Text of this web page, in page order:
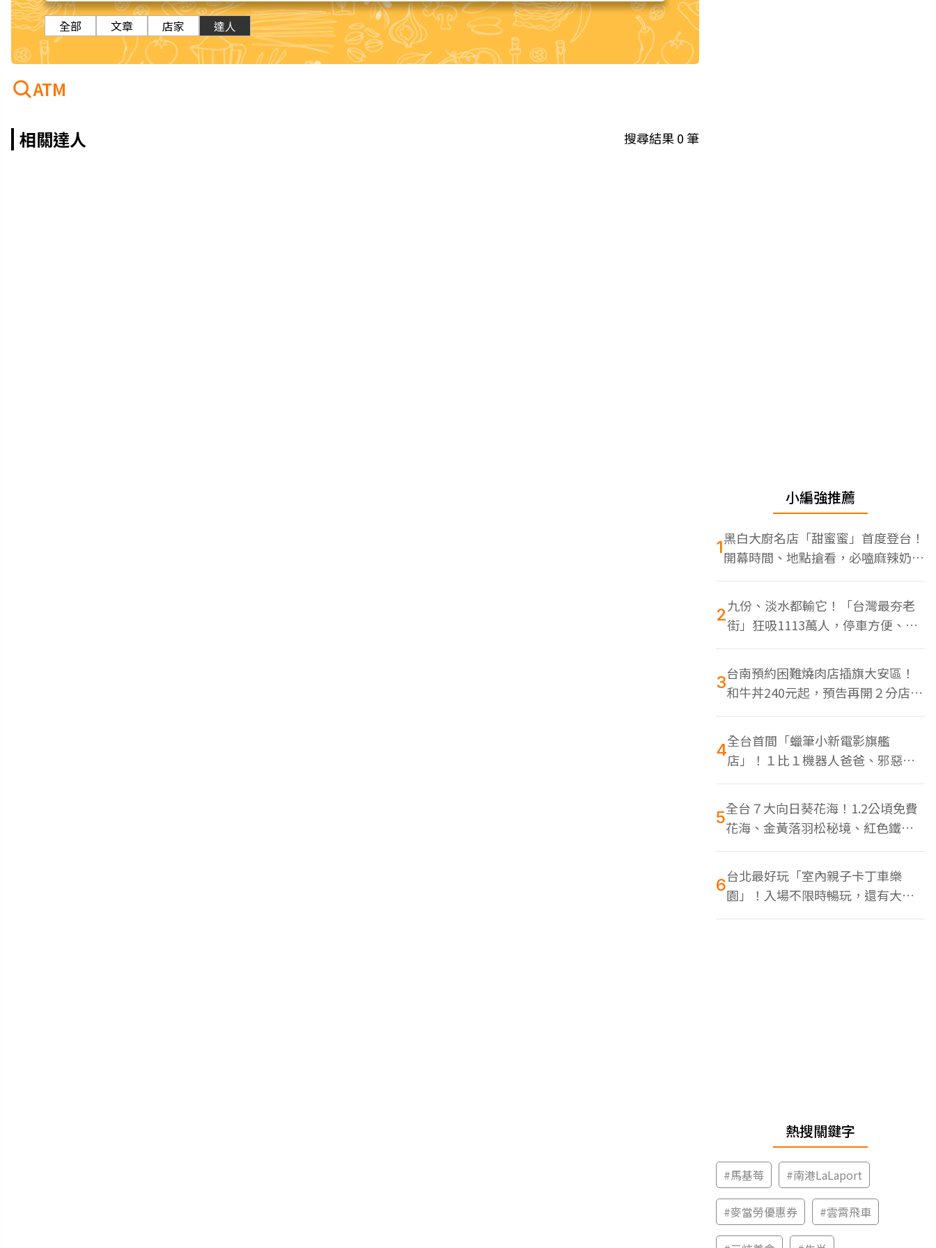
全部 文章 店家 達人
ATM
相關達人 搜尋結果0筆
小編強推薦
1黑白大廚名店「甜蜜蜜」首度登台！
開幕時間、地點搶看，必嗑麻辣奶油
蝦
2九份、淡水都輸它！「台灣最夯老
街」狂吸1113萬人，停車方便、特
色美食多
3台南預約困難燒肉店插旗大安區！
和牛丼240元起，預告再開２分店、
地點曝光
4全台首間「蠟筆小新電影旗艦
店」！１比１機器人爸爸、邪惡正
男，百款周邊買翻
5全台７大向日葵花海！1.2公頃免費
花海、金黃落羽松秘境、紅色鐵橋
同框
6台北最好玩「室內親子卡丁車樂
園」！入場不限時暢玩，還有大螢
幕Switch遊戲區
熱搜關鍵字
#馬基莓 #南港LaLaport
#麥當勞優惠券 #雲霄飛車